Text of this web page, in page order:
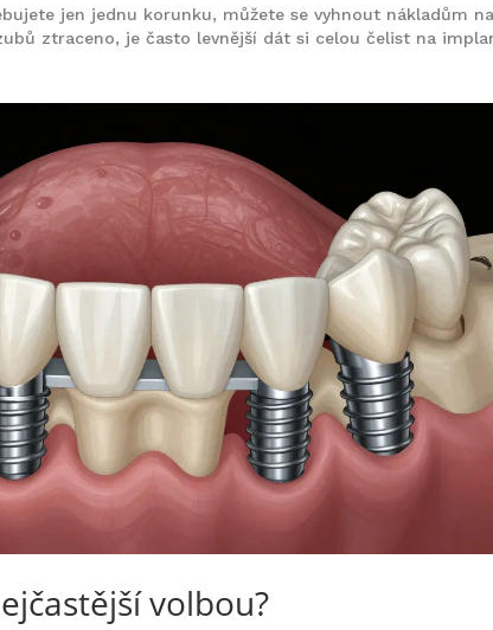
jen jednu korunku, můžete se vyhnout nákladům na
ztraceno, je často levnější dát si celou čelist na
volbou?